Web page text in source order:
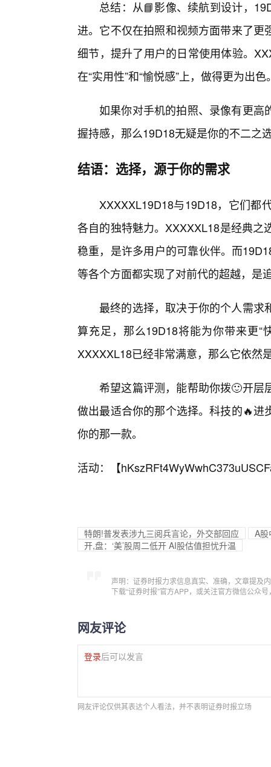
总结：从📘影像、续航到设计，
进。它不仅在拍照和视频方面带来了
细节，提升了用户的日常使用体验。
在“实用性”和“愉悦感”上，做得更为出色
如果你对手机的拍照、录像有更高
握持感，那么19D18无疑是你的不二之
结语：选择，源于你的需求
XXXXXL19D18与19D18，它们都
各自的独特魅力。XXXXXL18是经典
稳重，是许多用户的可靠伙伴。而
等各个方面都实现了对前代的超越，是
最终的选择，取决于你的个人需求
算充足，那么19D18将能为你带来更“
XXXXXL18已经非常满意，那么它依然
希望这篇评测，能帮助你拨🙂开层
做出最适合你的那个选择。科技的🔥
你的那一款。
活动：【
特朗!普发表涉九三阅兵言论，外交部回应
A股
开,盘：‘美’股周二低开 AI股估值担忧升温
声明：证券时报力求信息真实、准确，文章提及
下载“证券时报”官方APP，或关注官方微信公众
网友评论
登录后可以发言
网友评论仅供其表达个人看法，并不表明证券时报立场